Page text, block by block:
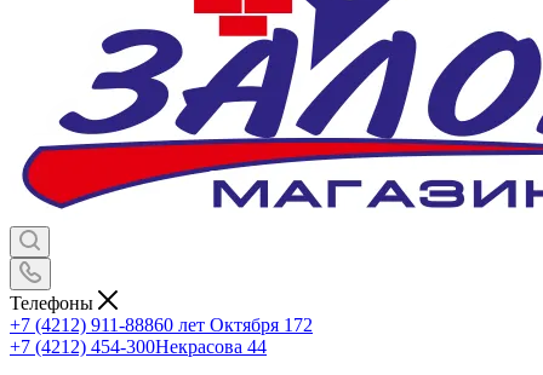
Телефоны
+7 (4212) 911-88860 лет Октября 172
+7 (4212) 454-300Некрасова 44